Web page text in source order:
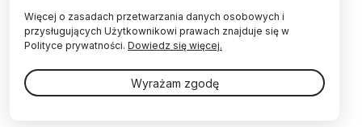
We wtorek odbyła się inauguracja roku
akademickiego 2023/2024 na największej uczelni w
regionie Uniwersytecie w Białymstoku, na którym
kształci się blisko 8,5 tys. studentów, doktorantów i
Więcej o zasadach przetwarzania danych osobowych i
przysługujących Użytkownikowi prawach znajduje się w
Polityce prywatności. Dowiedz się więcej.
Wyrażam zgodę